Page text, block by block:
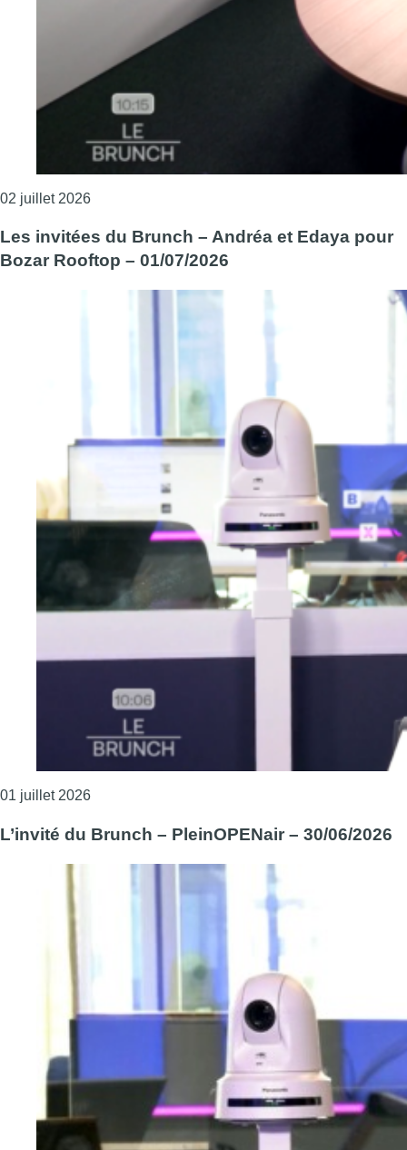
02 juillet 2026Consulter l'article "Les invité·es du Brunch –
Les invitées du Brunch – Andréa et Edaya pour
Bozar Rooftop – 01/07/2026
01 juillet 2026Consulter l'article "Les invitées du Brunch –
L’invité du Brunch – PleinOPENair – 30/06/2026